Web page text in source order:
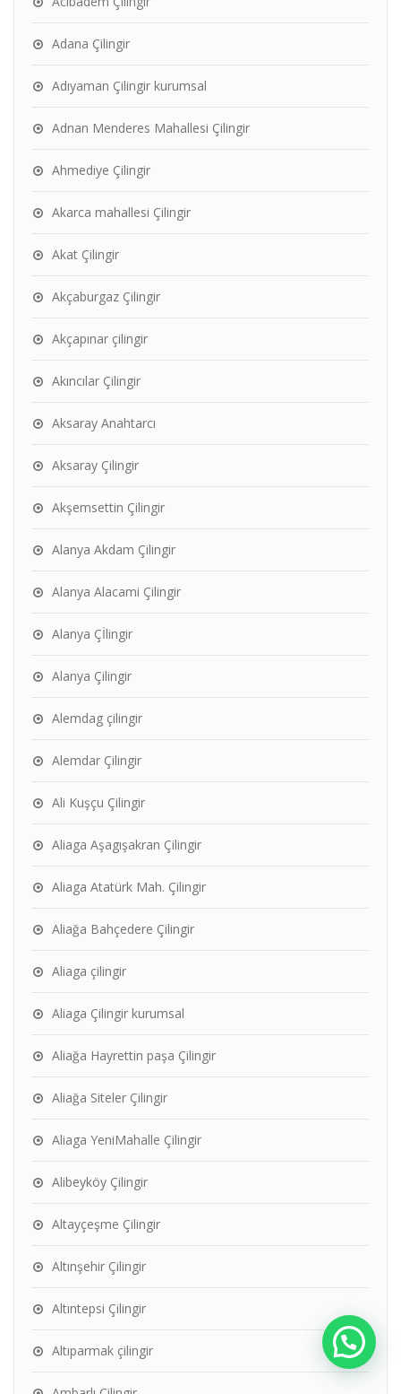
Adana Çilingir
Adıyaman Çilingir kurumsal
Adnan Menderes Mahallesi Çilingir
Ahmediye Çilingir
Akarca mahallesi Çilingir
Akat Çilingir
Akçaburgaz Çilingir
Akçapınar çilingir
Akıncılar Çilingir
Aksaray Anahtarcı
Aksaray Çilingir
Akşemsettin Çilingir
Alanya Akdam Çilingir
Alanya Alacami Çilingir
Alanya Çİlingir
Alanya Çilingir
Alemdag çilingir
Alemdar Çilingir
Ali Kuşçu Çilingir
Aliaga Aşagışakran Çilingir
Aliaga Atatürk Mah. Çilingir
Aliağa Bahçedere Çilingir
Aliaga çilingir
Aliaga Çilingir kurumsal
Aliağa Hayrettin paşa Çilingir
Aliağa Siteler Çilingir
Aliaga YeniMahalle Çilingir
Alibeyköy Çilingir
Altayçeşme Çilingir
Altınşehir Çilingir
Altıntepsi Çilingir
Altıparmak çilingir